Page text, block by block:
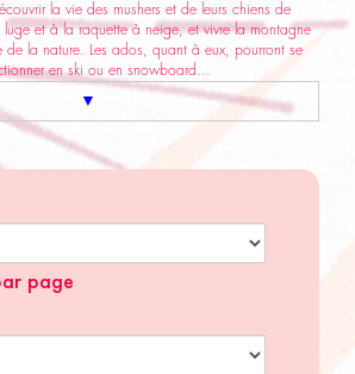
la vie des mushers et de leurs chiens de
luge et à la raquette à neige, et vivre la montagne
de la nature. Les ados, quant à eux, pourront se
en ski ou en snowboard...
▼
page